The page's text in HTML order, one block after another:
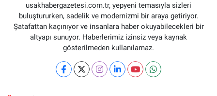
usakhabergazetesi.com.tr, yepyeni temasıyla sizleri
buluştururken, sadelik ve modernizmi bir araya getiriyor.
Şatafattan kaçınıyor ve insanlara haber okuyabilecekleri bir
altyapı sunuyor. Haberlerimiz izinsiz veya kaynak
gösterilmeden kullanılamaz.